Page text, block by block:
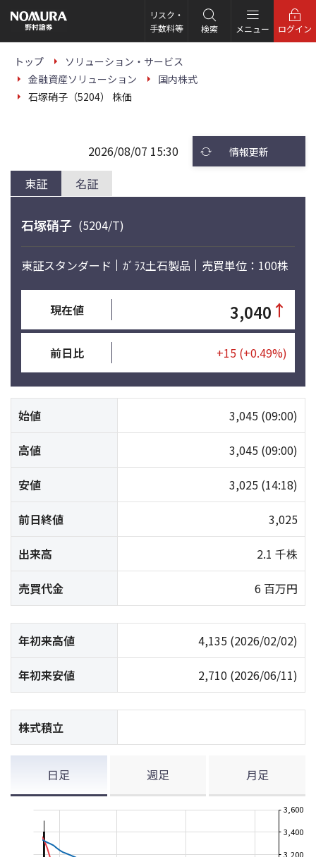
の
ー
リスク・
手数料等
検索 メニュー ログイン
トップ
ソリューション・サービス
金融資産ソリューション
国内株式
石塚硝子（5204） 株価
東証 名証
2026/08/07 15:30 情報更新
石塚硝子 (5204/T)
東証スタンダード ｶﾞﾗｽ土石製品 売買単位：100株
現在値 3,040 ↑
前日比 +15 (+0.49%)
始値 3,045 (09:00)
高値 3,045 (09:00)
安値 3,025 (14:18)
前日終値 3,025
出来高 2.1 千株
売買代金 6 百万円
年初来高値 4,135 (2026/02/02)
年初来安値 2,710 (2026/06/11)
株式積立
日足 週足 月足
3,200
3,400
3,600